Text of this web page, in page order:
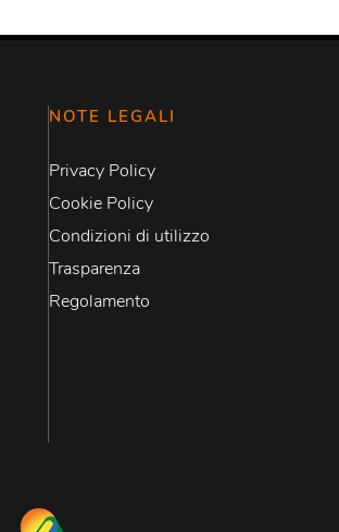
NOTE LEGALI
Privacy Policy
Cookie Policy
Condizioni di utilizzo
Trasparenza
Regolamento